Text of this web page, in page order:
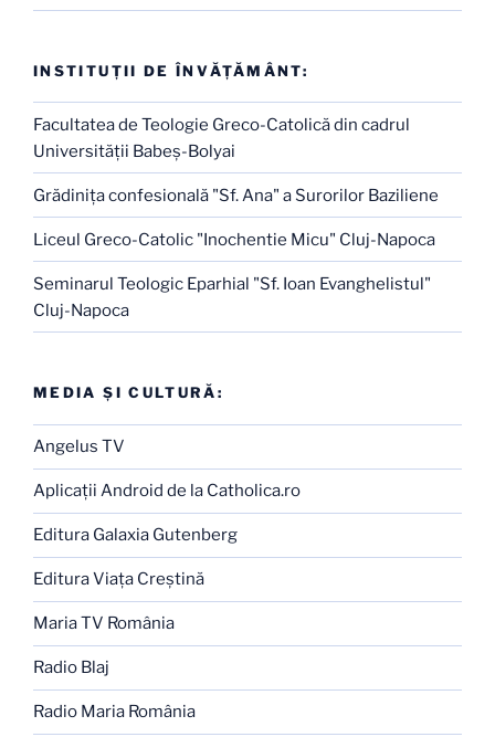
INSTITUŢII DE ÎNVĂŢĂMÂNT:
Facultatea de Teologie Greco-Catolică din cadrul
Universităţii Babeş-Bolyai
Grădiniţa confesională "Sf. Ana" a Surorilor Baziliene
Liceul Greco-Catolic "Inochentie Micu" Cluj-Napoca
Seminarul Teologic Eparhial "Sf. Ioan Evanghelistul"
Cluj-Napoca
MEDIA ŞI CULTURĂ:
Angelus TV
Aplicaţii Android de la Catholica.ro
Editura Galaxia Gutenberg
Editura Viaţa Creştină
Maria TV România
Radio Blaj
Radio Maria România